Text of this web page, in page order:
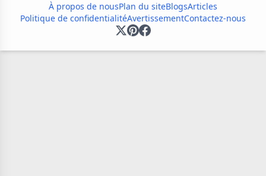
À propos de nousPlan du siteBlogsArticles
Politique de confidentialitéAvertissementContactez-nous